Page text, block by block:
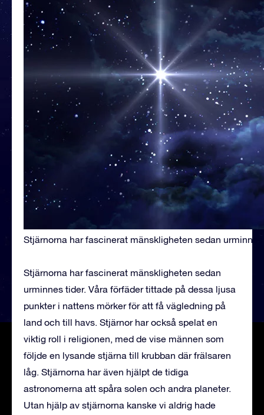
Stjärnorna har fascinerat mänskligheten sedan
Stjärnorna har fascinerat mänskligheten sedan
urminnes tider. Våra förfäder tittade på dessa ljusa
punkter i nattens mörker för att få vägledning på
land och till havs. Stjärnor har också spelat en
viktig roll i religionen, med de vise männen som
följde en lysande stjärna till krubban där frälsaren
låg. Stjärnorna har även hjälpt de tidiga
astronomerna att spåra solen och andra planeter.
Utan hjälp av stjärnorna kanske vi aldrig hade